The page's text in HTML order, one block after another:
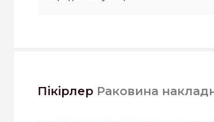
Пікірлер Раковина